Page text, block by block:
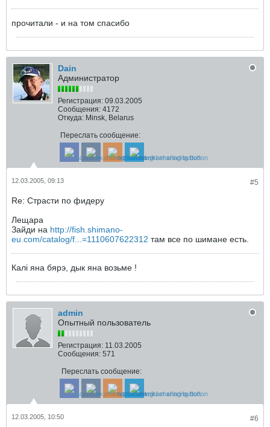
прочитали - и на том спасибо
Dain
Администратор
Регистрация: 09.03.2005
Сообщения: 4172
Откуда: Minsk, Belarus
Переслать сообщение:
#5
12.03.2005, 09:13
Re: Страсти по фидеру
Лещара
Зайди на http://fish.shimano-
eu.com/catalog/f...=1110607622312 там все по шимане есть.
Калi яна бярэ, дык яна возьме !
admin
Опытный пользователь
Регистрация: 11.03.2005
Сообщения: 571
Переслать сообщение:
#6
12.03.2005, 10:50